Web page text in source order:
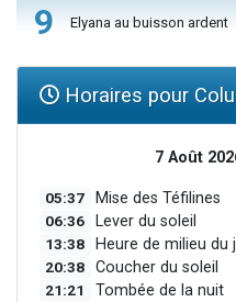
9 Elyana au buisson ardent
Horaires pour
7 Août
05:37 Mise des Téfilines
06:36 Lever du soleil
13:38 Heure de milieu du
20:38 Coucher du soleil
21:21 Tombée de la nuit